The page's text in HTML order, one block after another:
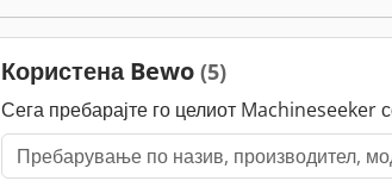
Користена Bewo (5)
Сега пребарајте го целиот